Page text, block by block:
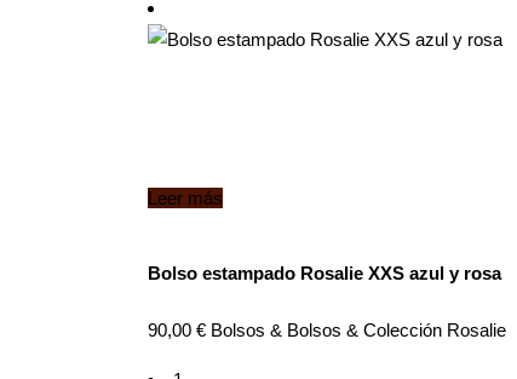
Leer más
Bolso estampado Rosalie XXS azul y rosa
90,00 € Bolsos & Bolsos & Colección Rosalie